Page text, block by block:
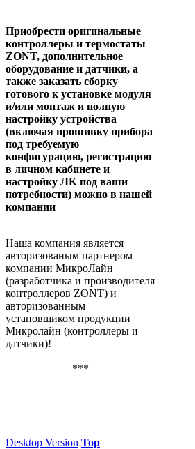
Приобрести оригинальные
контроллеры и термостаты
ZONT, дополнительное
оборудование и датчики, а
также заказать сборку
готового к установке модуля
и/или монтаж и полную
настройку устройства
(включая прошивку прибора
под требуемую
конфигурацию, регистрацию
в личном кабинете и
настройку ЛК под ваши
потребности) можно в нашей
компании
Наша компания является
авторизованым партнером
компании МикроЛайн
(разработчика и производителя
контроллеров ZONT) и
авторизованным
установщиком продукции
Микролайн (контроллеры и
датчики)!
***
Desktop Version Top